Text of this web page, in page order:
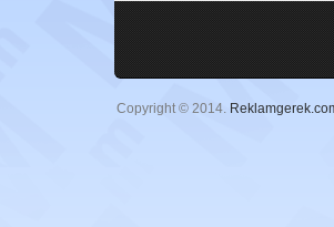
Copyright © 2014.